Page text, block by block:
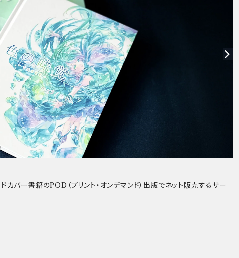
カバー書籍のPOD（プリント・オンデマンド）出版でネット販売するサー